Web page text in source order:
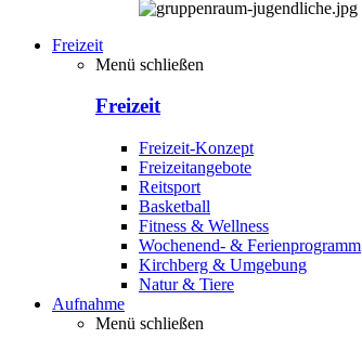
Freizeit
Menü schließen
Freizeit
Freizeit-Konzept
Freizeitangebote
Reitsport
Basketball
Fitness & Wellness
Wochenend- & Ferienprogramm
Kirchberg & Umgebung
Natur & Tiere
Aufnahme
Menü schließen